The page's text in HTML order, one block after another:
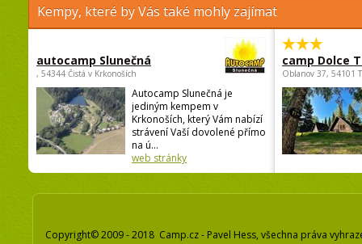
Kempy, které by Vás také mohly zajímat
autocamp Slunečná
, 54344 Čistá v Krkonoších
Autocamp Slunečná je
jediným kempem v
Krkonoších, který Vám nabízí
strávení Vaší dovolené přímo
na ú...
web stránky
camp Dolce
Oblanov 37, 54101
Copyright© 2009 - 2018 Camp.cz - Pavel Hess, všechna práva